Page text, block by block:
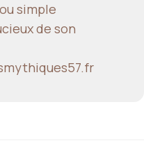
simple
de son